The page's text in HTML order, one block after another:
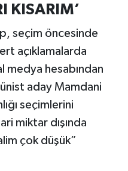
KISARIM’
seçim öncesinde
açıklamalarda
medya hesabından
aday Mamdani
seçimlerini
miktar dışında
çok düşük”